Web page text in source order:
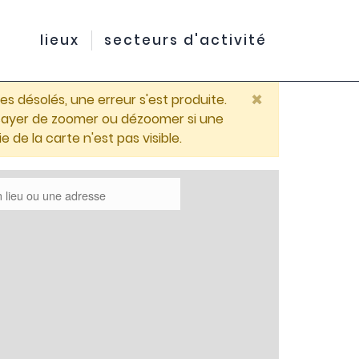
lieux secteurs d'activité
désolés, une erreur s'est produite.
de zoomer ou dézoomer si une
de la carte n'est pas visible.
×